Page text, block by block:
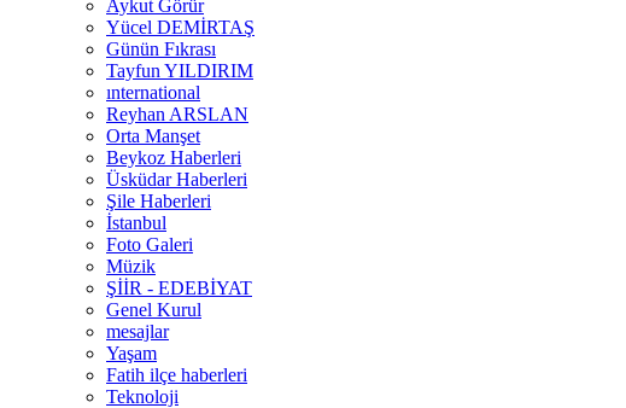
Aykut Görür
Yücel DEMİRTAŞ
Günün Fıkrası
Tayfun YILDIRIM
ınternational
Reyhan ARSLAN
Orta Manşet
Beykoz Haberleri
Üsküdar Haberleri
Şile Haberleri
İstanbul
Foto Galeri
Müzik
ŞİİR - EDEBİYAT
Genel Kurul
mesajlar
Yaşam
Fatih ilçe haberleri
Teknoloji